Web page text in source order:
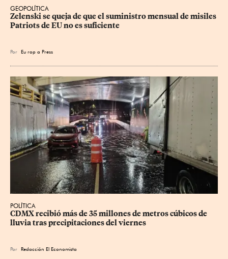
GEOPOLÍTICA
Zelenski se queja de que el suministro mensual de misiles
Patriots de EU no es suficiente
Por Eu rop a Press
POLÍTICA
CDMX recibió más de 35 millones de metros cúbicos de
lluvia tras precipitaciones del viernes
Por Redacción El Economista